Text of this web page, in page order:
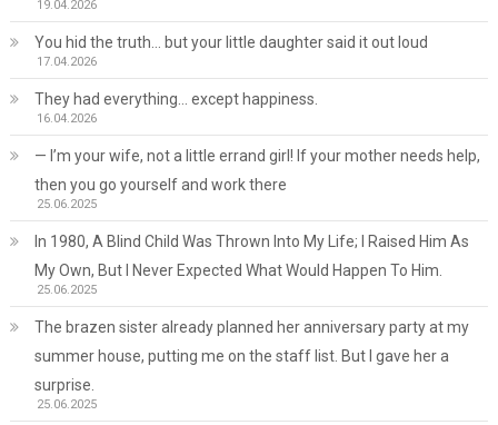
19.04.2026
You hid the truth… but your little daughter said it out loud
17.04.2026
They had everything… except happiness.
16.04.2026
— I’m your wife, not a little errand girl! If your mother needs help,
then you go yourself and work there
25.06.2025
In 1980, A Blind Child Was Thrown Into My Life; I Raised Him As
My Own, But I Never Expected What Would Happen To Him.
25.06.2025
The brazen sister already planned her anniversary party at my
summer house, putting me on the staff list. But I gave her a
surprise.
25.06.2025